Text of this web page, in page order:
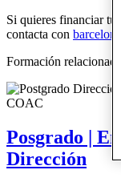
Si quieres financiar
contacta con
Formación relacionada
Posgrado |
Dirección